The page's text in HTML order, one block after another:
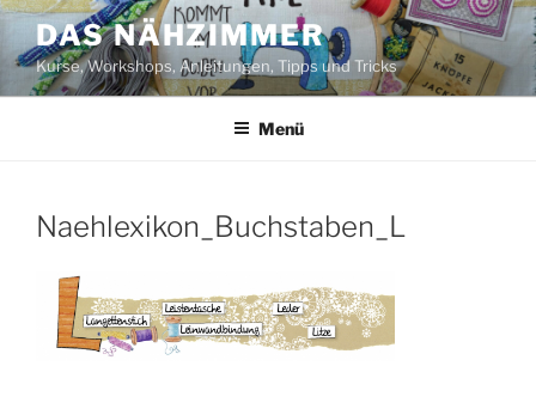
Zum
Inhalt
springen
DAS NÄHZIMMER
Kurse, Workshops, Anleitungen, Tipps und Tricks
Menü
Naehlexikon_Buchstaben_L